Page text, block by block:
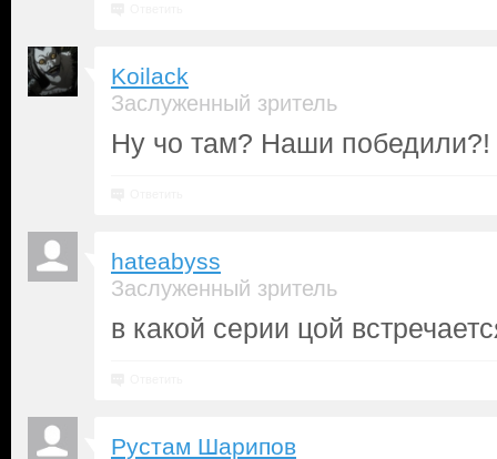
Koilack
Заслуженный зритель
Ну чо там? Наши победили?!
hateabyss
Заслуженный зритель
в какой серии цой
Рустам Шарипов